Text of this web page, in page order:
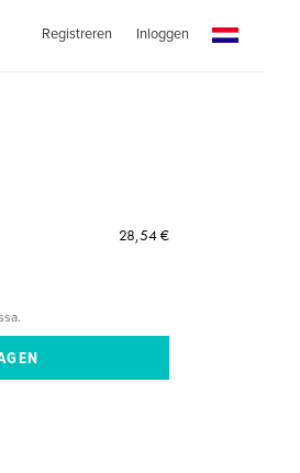
Registreren Inloggen
28,54 €